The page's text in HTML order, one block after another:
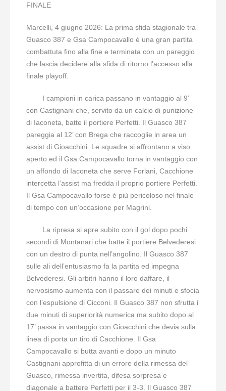
FINALE
Marcelli, 4 giugno 2026: La prima sfida stagionale tra
Guasco 387 e Gsa Campocavallo è una gran partita
combattuta fino alla fine e terminata con un pareggio
che lascia decidere alla sfida di ritorno l’accesso alla
finale playoff.
I campioni in carica passano in vantaggio al 9’
con Castignani che, servito da un calcio di punizione
di Iaconeta, batte il portiere Perfetti. Il Guasco 387
pareggia al 12’ con Brega che raccoglie in area un
assist di Gioacchini. Le squadre si affrontano a viso
aperto ed il Gsa Campocavallo torna in vantaggio con
un affondo di Iaconeta che serve Forlani, Cacchione
intercetta l’assist ma fredda il proprio portiere Perfetti.
Il Gsa Campocavallo forse è più pericoloso nel finale
di tempo con un’occasione per Magrini.
La ripresa si apre subito con il gol dopo pochi
secondi di Montanari che batte il portiere Belvederesi
con un destro di punta nell’angolino. Il Guasco 387
sulle ali dell’entusiasmo fa la partita ed impegna
Belvederesi. Gli arbitri hanno il loro daffare, il
nervosismo aumenta con il passare dei minuti e sfocia
con l’espulsione di Cicconi. Il Guasco 387 non sfrutta i
due minuti di superiorità numerica ma subito dopo al
17’ passa in vantaggio con Gioacchini che devia sulla
linea di porta un tiro di Cacchione. Il Gsa
Campocavallo si butta avanti e dopo un minuto
Castignani approfitta di un errore della rimessa del
Guasco, rimessa invertita, difesa sorpresa e
diagonale a battere Perfetti per il 3-3. Il Guasco 387